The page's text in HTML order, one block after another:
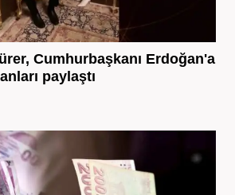
Cumhurbaşkanı Erdoğan'a
paylaştı